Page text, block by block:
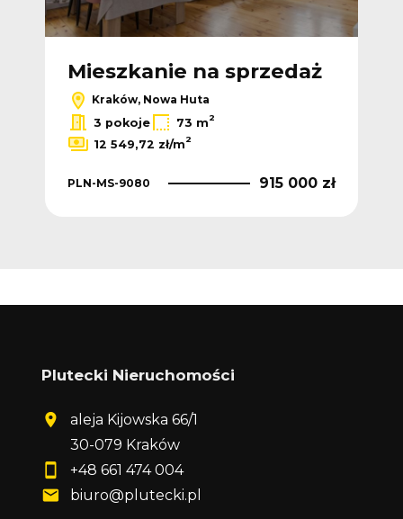
Mieszkanie na sprzedaż
Kraków, Nowa Huta
3 pokoje
73 m2
12 549,72 zł/m2
PLN-MS-9080 915 000 zł
Plutecki Nieruchomości
aleja Kijowska 66/1
30-079 Kraków
+48 661 474 004
biuro@plutecki.pl